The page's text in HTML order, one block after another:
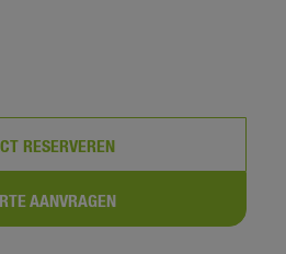
RESERVEREN
AANVRAGEN